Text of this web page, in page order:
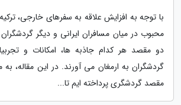
با توجه به افزایش علاقه به سفرهای خارجی،
محبوب در میان مسافران ایرانی و دیگر
دو مقصد هر کدام جاذبه ها، امکانات و
گردشگران به ارمغان می آورند. در این مقاله،
مقصد گردشگری پرداخته ایم تا...